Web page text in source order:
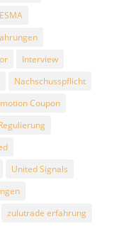
ESMA
Interview
Nachschusspflicht
Coupon
United Signals
zulutrade erfahrung